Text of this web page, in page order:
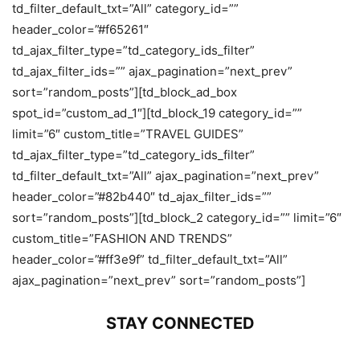
td_filter_default_txt=”All” category_id=””
header_color=”#f65261″
td_ajax_filter_type=”td_category_ids_filter”
td_ajax_filter_ids=”” ajax_pagination=”next_prev”
sort=”random_posts”][td_block_ad_box
spot_id=”custom_ad_1″][td_block_19 category_id=””
limit=”6″ custom_title=”TRAVEL GUIDES”
td_ajax_filter_type=”td_category_ids_filter”
td_filter_default_txt=”All” ajax_pagination=”next_prev”
header_color=”#82b440″ td_ajax_filter_ids=””
sort=”random_posts”][td_block_2 category_id=”” limit=”6″
custom_title=”FASHION AND TRENDS”
header_color=”#ff3e9f” td_filter_default_txt=”All”
ajax_pagination=”next_prev” sort=”random_posts”]
STAY CONNECTED